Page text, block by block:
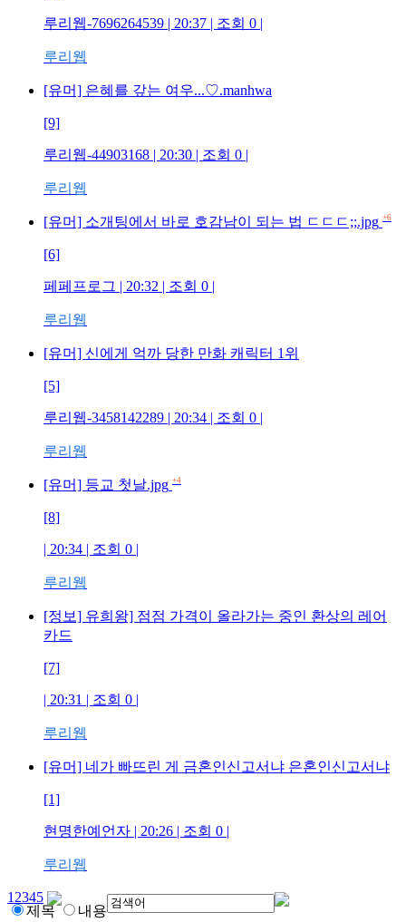
루리웹-7696264539 | 20:37 | 조회 0 |
루리웹
[유머] 은혜를 갚는 여우...♡.manhwa
[9]
루리웹-44903168 | 20:30 | 조회 0 |
루리웹
[유머] 소개팅에서 바로 호감남이 되는 법 ㄷㄷㄷ;;.jpg +6
[6]
페페프로그 | 20:32 | 조회 0 |
루리웹
[유머] 신에게 억까 당한 만화 캐릭터 1위
[5]
루리웹-3458142289 | 20:34 | 조회 0 |
루리웹
[유머] 등교 첫날.jpg +4
[8]
| 20:34 | 조회 0 |
루리웹
[정보] 유희왕] 점점 가격이 올라가는 중인 환상의 레어
카드
[7]
| 20:31 | 조회 0 |
루리웹
[유머] 네가 빠뜨린 게 금혼인신고서냐 은혼인신고서냐
[1]
현명한예언자 | 20:26 | 조회 0 |
루리웹
1 2345
제목
내용